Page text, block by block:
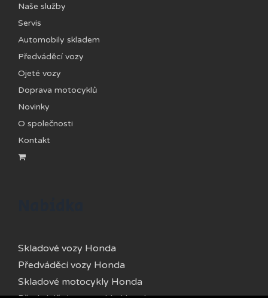
Naše služby
Servis
Automobily skladem
Předváděcí vozy
Ojeté vozy
Doprava motocyklů
Novinky
O společnosti
Kontakt
Skladové vozy Honda
Předváděcí vozy Honda
Skladové motocykly Honda